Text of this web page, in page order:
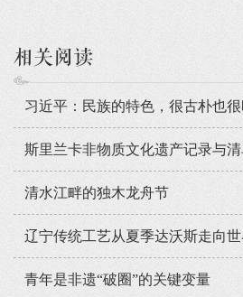
相关阅读
习近平：民族的特色，很古朴也很
清水江畔的独木龙舟节
辽宁传统工艺从夏季达沃斯走向世
​青年是非遗“破圈”的关键变量